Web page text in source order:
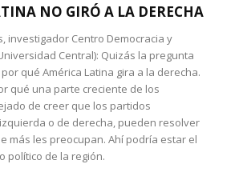
NO GIRÓ A LA DERECHA
investigador Centro Democracia y
Central): Quizás la pregunta
qué América Latina gira a la derecha.
qué una parte creciente de los
de creer que los partidos
o de derecha, pueden resolver
más les preocupan. Ahí podría estar el
político de la región.